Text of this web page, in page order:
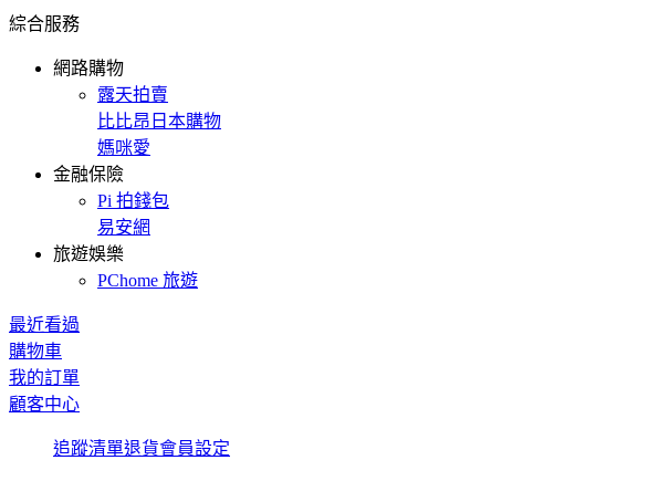
綜合服務
網路購物
露天拍賣
比比昂日本購物
媽咪愛
金融保險
Pi 拍錢包
易安網
旅遊娛樂
PChome 旅遊
最近看過
購物車
我的訂單
顧客中心
追蹤清單退貨會員設定